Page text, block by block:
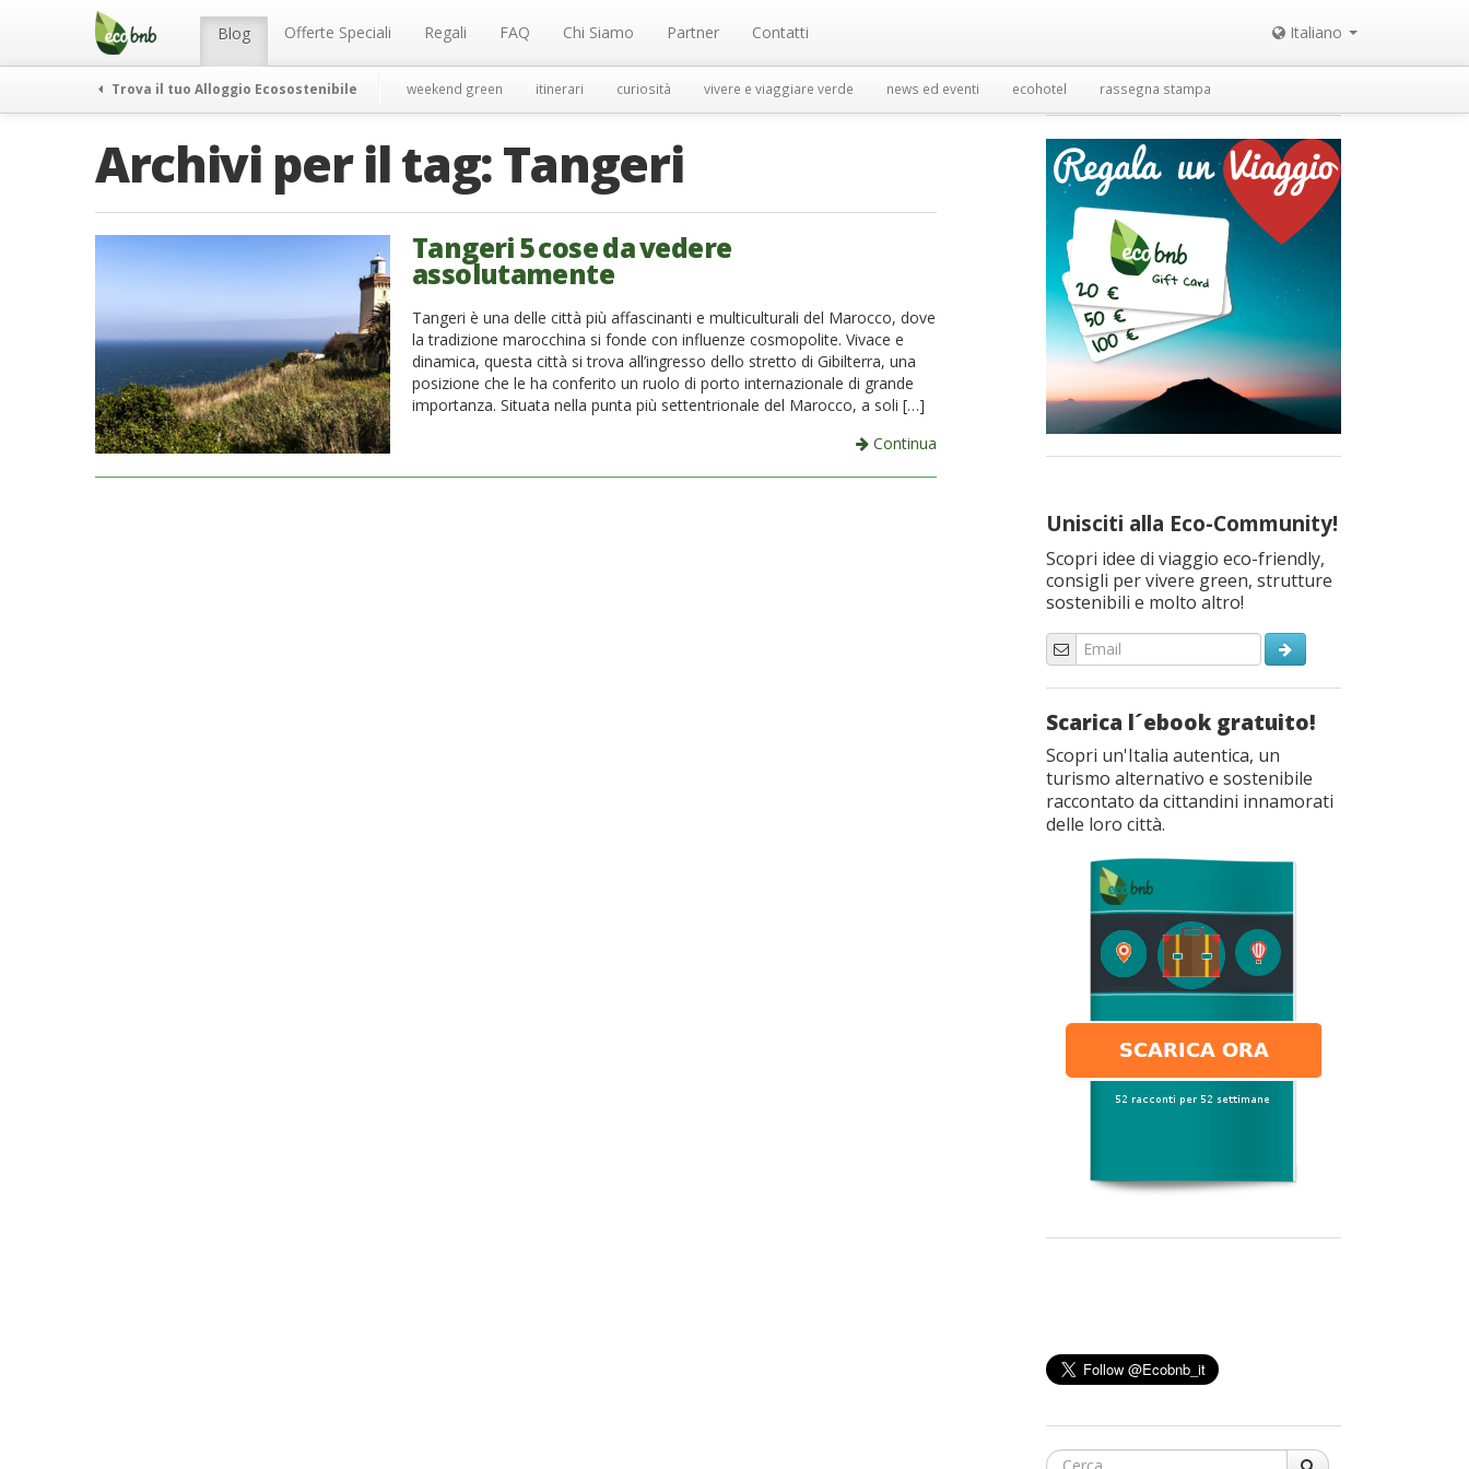
Menu Blog Offerte Speciali Regali FAQ Chi Siamo Partner Contatti Italiano
Trova il tuo Alloggio Ecosostenibile weekend green itinerari curiosità vivere e viaggiare verde news ed eventi ecohotel rassegna stampa
Archivi per il tag:Tangeri
Tangeri 5 cose da vedere
assolutamente
Tangeri è una delle città più affascinanti e multiculturali del Marocco, dove
la tradizione marocchina si fonde con influenze cosmopolite. Vivace e
dinamica, questa città si trova all’ingresso dello stretto di Gibilterra, una
posizione che le ha conferito un ruolo di porto internazionale di grande
importanza. Situata nella punta più settentrionale del Marocco, a soli […]
Continua
Unisciti alla Eco-Community!
Scopri idee di viaggio eco-friendly,
consigli per vivere green, strutture
sostenibili e molto altro!
Scarica l´ebook gratuito!
Scopri un'Italia autentica, un
turismo alternativo e sostenibile
raccontato da cittandini innamorati
delle loro città.
Cerca